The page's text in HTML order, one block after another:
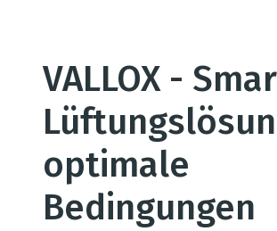
VALLOX -
optimale
Bedingungen